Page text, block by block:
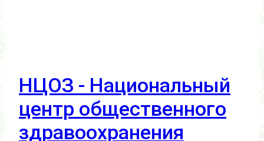
НЦОЗ - Национальный
центр общественного
здравоохранения